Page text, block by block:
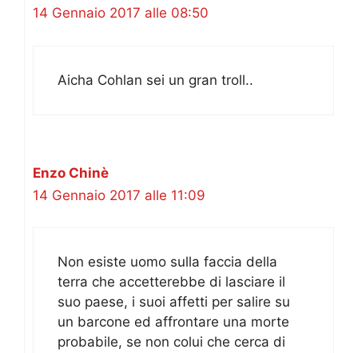
14 Gennaio 2017 alle 08:50
Aicha Cohlan sei un gran troll..
Enzo Chinè
14 Gennaio 2017 alle 11:09
Non esiste uomo sulla faccia della
terra che accetterebbe di lasciare il
suo paese, i suoi affetti per salire su
un barcone ed affrontare una morte
probabile, se non colui che cerca di